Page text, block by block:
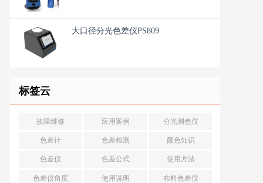
大口径分光色差仪PS809
标签云
故障维修 应用案例 分光测色仪
色差计 色差检测 颜色知识
色差仪 色差公式 使用方法
色差仪角度 使用说明 布料色差仪